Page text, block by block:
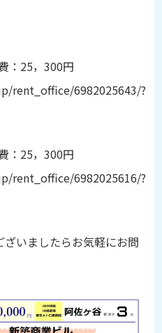
：25，300円
rent_office/6982025643/?
：25，300円
rent_office/6982025616/?
いましたらお気軽にお問